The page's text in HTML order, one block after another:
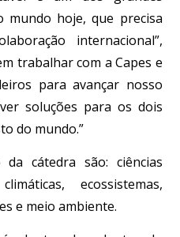
mundo hoje, que precisa
internacional”,
trabalhar com a Capes e
para avançar nosso
soluções para os dois
do mundo.”
cátedra são: ciências
ecossistemas,
e meio ambiente.